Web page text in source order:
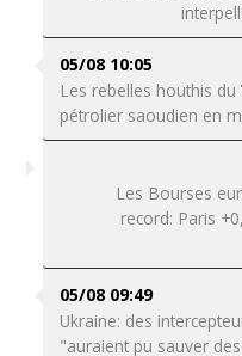
05/08 10:05
Les rebelles houthis
pétrolier saoudien en
Les Bourses
record: Paris
05/08 09:49
Ukraine: des
"auraient pu sauver